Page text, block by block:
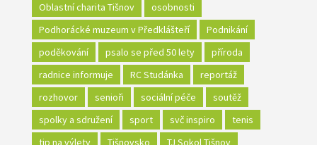
Oblastní charita Tišnov
osobnosti
Podhorácké muzeum v Předklášteří
Podnikání
poděkování
psalo se před 50 lety
příroda
radnice informuje
RC Studánka
reportáž
rozhovor
senioři sociální péče
soutěž
spolky a sdružení
sport svč inspiro
tenis
tip na výlety
Tišnovsko
TJ Sokol Tišnov